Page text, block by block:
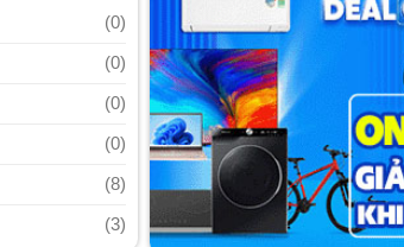
(0)
(0)
(0)
(0)
(8)
(3)